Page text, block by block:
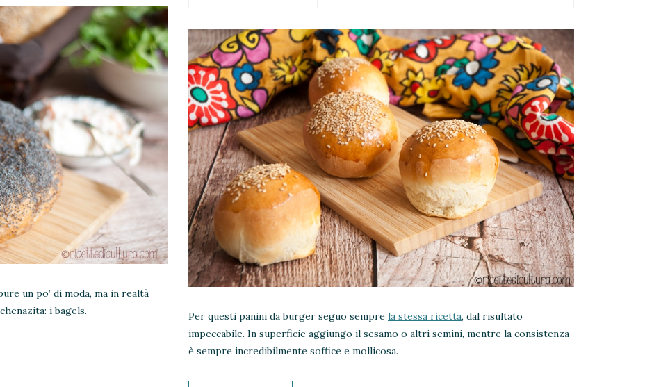
un po’ di moda, ma in realtà
i bagels.
Per questi panini da burger seguo sempre la stessa ricetta, dal risultato
impeccabile. In superficie aggiungo il sesamo o altri semini, mentre la consistenza
è sempre incredibilmente soffice e mollicosa.